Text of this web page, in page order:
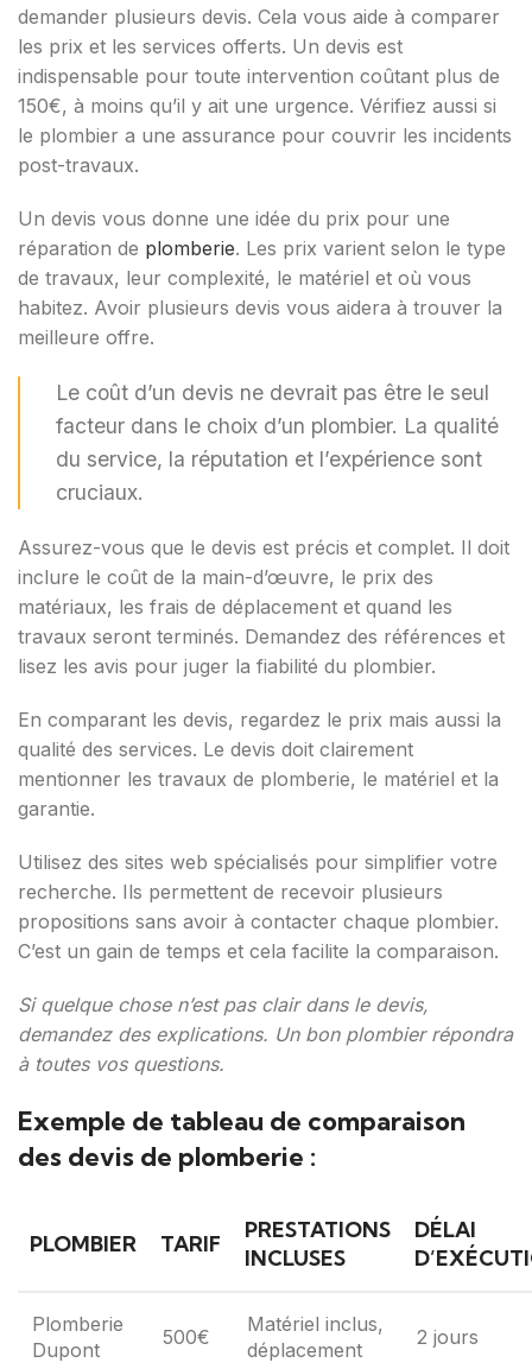
demander plusieurs devis. Cela vous aide à comparer
les prix et les services offerts. Un devis est
indispensable pour toute intervention coûtant plus de
150€, à moins qu’il y ait une urgence. Vérifiez aussi si
le plombier a une assurance pour couvrir les incidents
post-travaux.
Un devis vous donne une idée du prix pour une
réparation de plomberie. Les prix varient selon le type
de travaux, leur complexité, le matériel et où vous
habitez. Avoir plusieurs devis vous aidera à trouver la
meilleure offre.
Le coût d’un devis ne devrait pas être le seul
facteur dans le choix d’un plombier. La qualité
du service, la réputation et l’expérience sont
cruciaux.
Assurez-vous que le devis est précis et complet. Il doit
inclure le coût de la main-d’œuvre, le prix des
matériaux, les frais de déplacement et quand les
travaux seront terminés. Demandez des références et
lisez les avis pour juger la fiabilité du plombier.
En comparant les devis, regardez le prix mais aussi la
qualité des services. Le devis doit clairement
mentionner les travaux de plomberie, le matériel et la
garantie.
Utilisez des sites web spécialisés pour simplifier votre
recherche. Ils permettent de recevoir plusieurs
propositions sans avoir à contacter chaque plombier.
C’est un gain de temps et cela facilite la comparaison.
Si quelque chose n’est pas clair dans le devis,
demandez des explications. Un bon plombier répondra
à toutes vos questions.
Exemple de tableau de comparaison
des devis de plomberie :
PLOMBIER TARIF
PRESTATIONS
INCLUSES
DÉLAI
Plomberie
Dupont
500€
Matériel inclus,
déplacement
2 jours